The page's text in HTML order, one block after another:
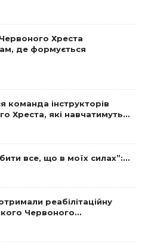
Хреста
де формується
команда інструкторів
Хреста, які навчатимуть…
все, що в моїх силах”:…
реабілітаційну
Червоного…